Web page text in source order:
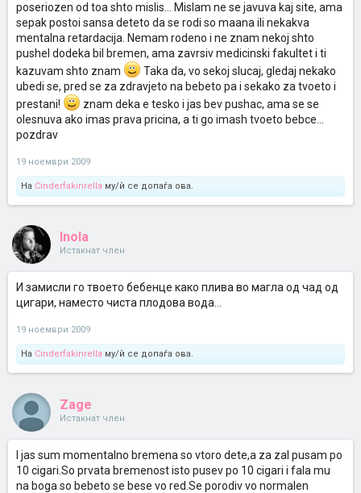
poseriozen od toa shto mislis... Mislam ne se javuva kaj site, ama
sepak postoi sansa deteto da se rodi so maana ili nekakva
mentalna retardacija. Nemam rodeno i ne znam nekoj shto
pushel dodeka bil bremen, ama zavrsiv medicinski fakultet i ti
kazuvam shto znam
Taka da, vo sekoj slucaj, gledaj nekako
ubedi se, pred se za zdravjeto na bebeto pa i sekako za tvoeto i
prestani!
znam deka e tesko i jas bev pushac, ama se se
olesnuva ako imas prava pricina, a ti go imash tvoeto bebce...
pozdrav
19 ноември 2009
На Cinderfakinrella му/ѝ се допаѓа ова.
Inola
Истакнат член
И замисли го твоето бебенце како плива во магла од чад од
цигари, наместо чиста плодова вода...
19 ноември 2009
На Cinderfakinrella му/ѝ се допаѓа ова.
Zage
Истакнат член
I jas sum momentalno bremena so vtoro dete,a za zal pusam po
10 cigari.So prvata bremenost isto pusev po 10 cigari i fala mu
na boga so bebeto se bese vo red.Se porodiv vo normalen